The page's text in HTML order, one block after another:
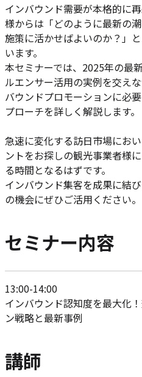
インバウンド需要が本格的に
様からは「どのように最新の
施策に活かせばよいのか？」
います。
本セミナーでは、2025年の最
ルエンサー活用の実例を交え
バウンドプロモーションに必
プローチを詳しく解説します。
急速に変化する訪日市場にお
ントをお探しの観光事業者様
る時間となるはずです。
インバウンド集客を成果に結
の機会にぜひご活用ください。
セミナー内容
13:00-14:00
インバウンド認知度を最大化
ン戦略と最新事例
講師